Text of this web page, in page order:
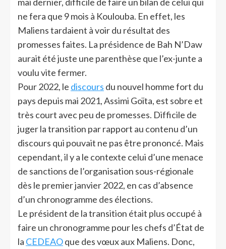
ne fera que 9 mois à Koulouba. En effet, les
Maliens tardaient à voir du résultat des
promesses faites. La présidence de Bah N’Daw
aurait été juste une parenthèse que l’ex-junte a
voulu vite fermer.
Pour 2022, le discours du nouvel homme fort du
pays depuis mai 2021, Assimi Goïta, est sobre et
très court avec peu de promesses. Difficile de
juger la transition par rapport au contenu d’un
discours qui pouvait ne pas être prononcé. Mais
cependant, il y a le contexte celui d’une menace
de sanctions de l’organisation sous-régionale
dès le premier janvier 2022, en cas d’absence
d’un chronogramme des élections.
Le président de la transition était plus occupé à
faire un chronogramme pour les chefs d’État de
la CEDEAOque des vœux aux Maliens. Donc,